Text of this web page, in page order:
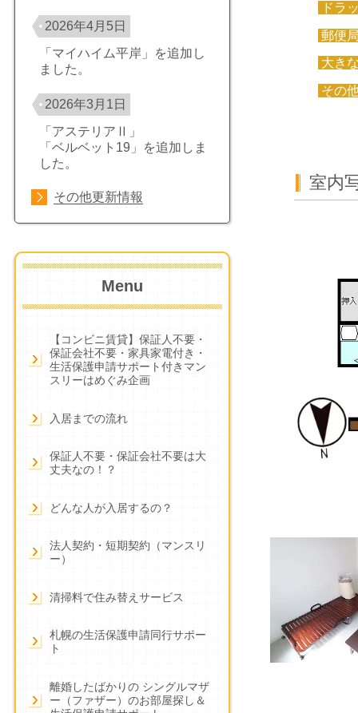
ドラ
郵便
大き
その
室内
2026年4月5日
「マイハイム平岸」を追加し
ました。
2026年3月1日
「アステリアⅡ」
「ベルベット19」を追加しま
した。
その他更新情報
Menu
【コンビニ賃貸】保証人不要・
保証会社不要・家具家電付き・
生活保護申請サポート付きマン
スリーはめぐみ企画
入居までの流れ
保証人不要・保証会社不要は大
丈夫なの！？
どんな人が入居するの？
法人契約・短期契約（マンスリ
ー）
清掃料で住み替えサービス
札幌の生活保護申請同行サポー
ト
離婚したばかりの シングルマザ
ー（ファザー）のお部屋探し＆